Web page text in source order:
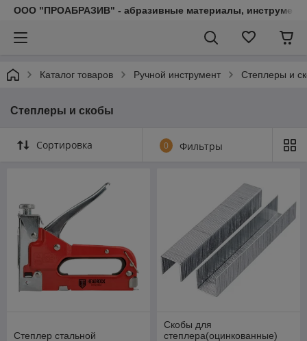
ООО "ПРОАБРАЗИВ" - абразивные материалы, инструмент,
Каталог товаров Ручной инструмент Степлеры и
Степлеры и скобы
Сортировка 0 Фильтры
Степлер стальной
Скобы для
степлера(оцинкованные)